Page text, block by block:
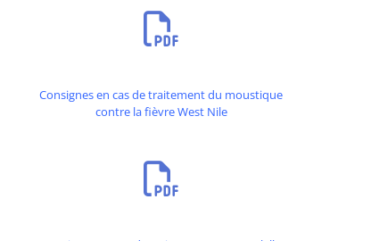
Consignes en cas de traitement du moustique
contre la fièvre West Nile